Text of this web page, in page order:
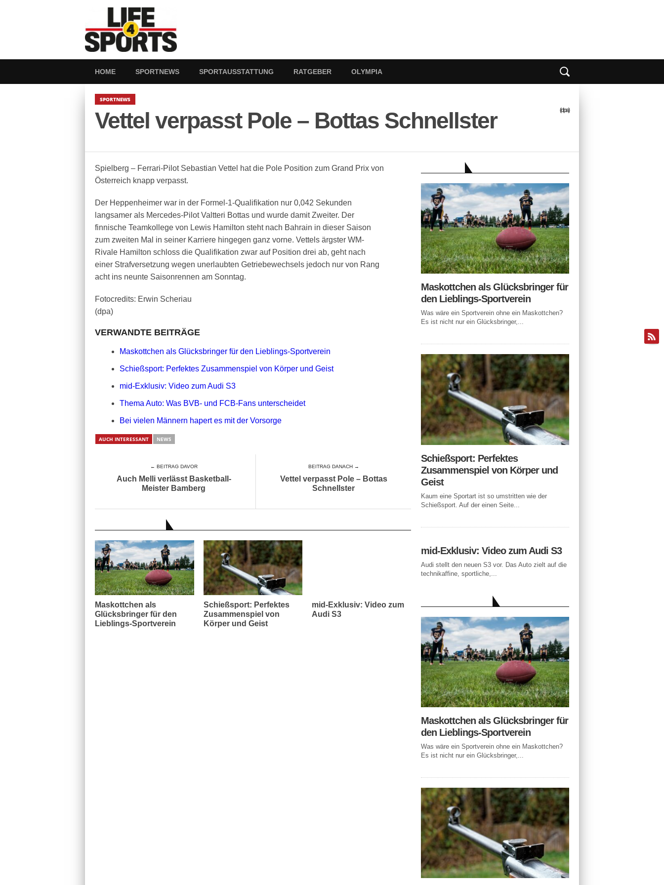
HOME SPORTNEWS SPORTAUSSTATTUNG RATGEBER OLYMPIA
SPORTNEWS
Vettel verpasst Pole – Bottas Schnellster (dpa)
Spielberg – Ferrari-Pilot Sebastian Vettel hat die Pole Position zum Grand Prix von
Österreich knapp verpasst.
Der Heppenheimer war in der Formel-1-Qualifikation nur 0,042 Sekunden
langsamer als Mercedes-Pilot Valtteri Bottas und wurde damit Zweiter. Der
finnische Teamkollege von Lewis Hamilton steht nach Bahrain in dieser Saison
zum zweiten Mal in seiner Karriere hingegen ganz vorne. Vettels ärgster WM-
Rivale Hamilton schloss die Qualifikation zwar auf Position drei ab, geht nach
einer Strafversetzung wegen unerlaubten Getriebewechsels jedoch nur von Rang
acht ins neunte Saisonrennen am Sonntag.
Fotocredits: Erwin Scheriau
(dpa)
VERWANDTE BEITRÄGE
Maskottchen als Glücksbringer für den Lieblings-Sportverein
Schießsport: Perfektes Zusammenspiel von Körper und Geist
mid-Exklusiv: Video zum Audi S3
Thema Auto: Was BVB- und FCB-Fans unterscheidet
Bei vielen Männern hapert es mit der Vorsorge
AUCH INTERESSANT NEWS
← BEITRAG DAVOR
Auch Melli verlässt Basketball-
Meister Bamberg
BEITRAG DANACH →
Vettel verpasst Pole – Bottas
Schnellster
Maskottchen als
Glücksbringer für den
Lieblings-Sportverein
Schießsport: Perfektes
Zusammenspiel von
Körper und Geist
mid-Exklusiv: Video zum
Audi S3
Maskottchen als Glücksbringer für
den Lieblings-Sportverein
Was wäre ein Sportverein ohne ein Maskottchen?
Es ist nicht nur ein Glücksbringer,...
Schießsport: Perfektes
Zusammenspiel von Körper und
Geist
Kaum eine Sportart ist so umstritten wie der
Schießsport. Auf der einen Seite...
mid-Exklusiv: Video zum Audi S3
Audi stellt den neuen S3 vor. Das Auto zielt auf die
technikaffine, sportliche,...
Maskottchen als Glücksbringer für
den Lieblings-Sportverein
Was wäre ein Sportverein ohne ein Maskottchen?
Es ist nicht nur ein Glücksbringer,...